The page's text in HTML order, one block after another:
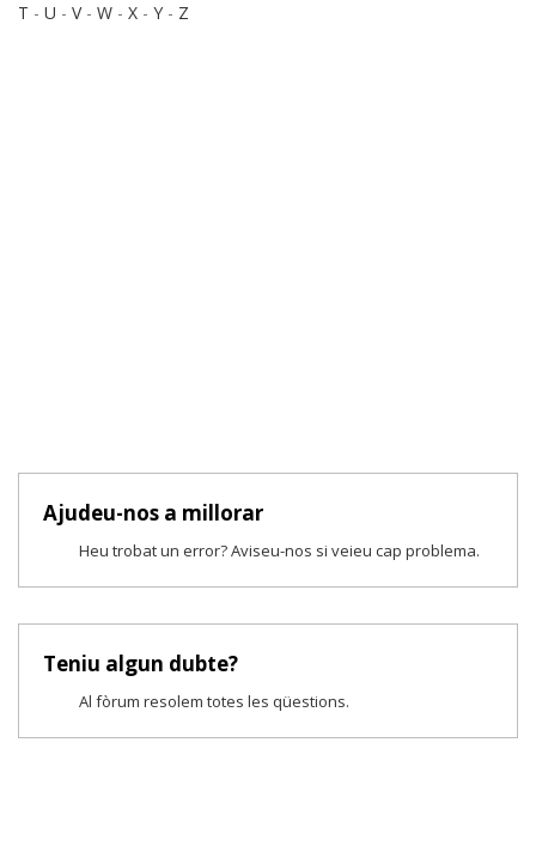
T - U - V- W - X - Y - Z
Ajudeu-nos a millorar
Heu trobat un error? Aviseu-nos si veieu cap problema.
Teniu algun dubte?
Al fòrum resolem totes les qüestions.